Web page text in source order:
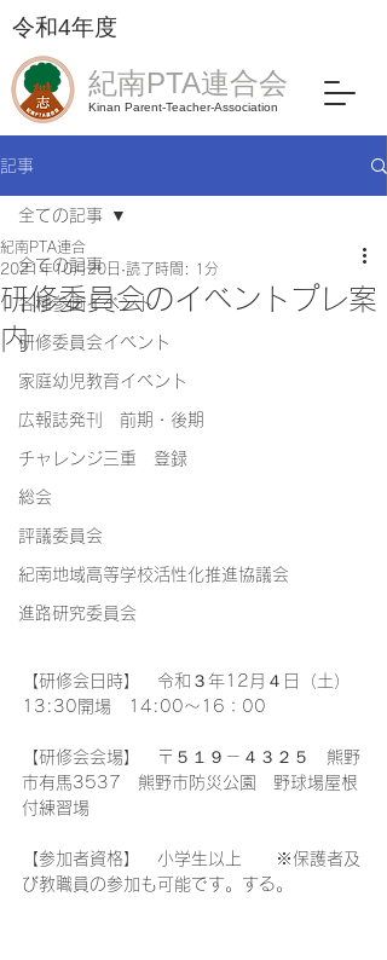
紀南PTA連合会
Kinan Parent-Teacher-Association
令和4年度​
記事
全ての記事
各種参画イベント
研修委員会イベント
家庭幼児教育イベント
広報誌発刊 前期・後期
チャレンジ三重 登録
総会
評議委員会
紀南地域高等学校活性化推進協議会
進路研究委員会
全ての記事
研修委員会のイベントプレ案
内
紀南PTA連合
2021年10月20日 読了時間: 1分
【研修会日時】　令和３年12月４日（土）
13:30開場　14:00～16：00
【研修会会場】　〒５１９－４３２５　熊野
市有馬3537　熊野市防災公園　野球場屋根
付練習場
【参加者資格】　小学生以上　　※保護者及
び教職員の参加も可能です。する。